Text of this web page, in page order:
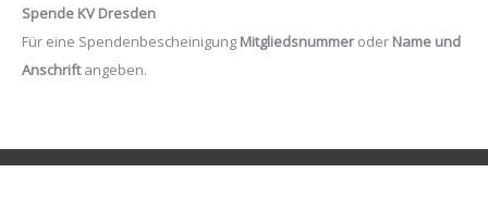
Spende KV Dresden
Für eine Spendenbescheinigung Mitgliedsnummeroder Name und
Anschriftangeben.